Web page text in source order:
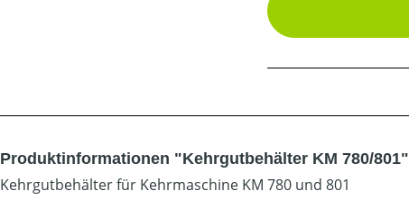
Produktinformationen "Kehrgutbehälter KM 780/801"
Kehrgutbehälter für Kehrmaschine KM 780 und 801